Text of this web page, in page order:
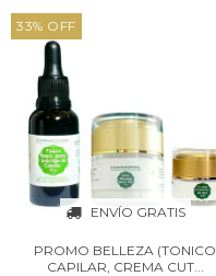
33% OFF
ENVÍO GRATIS
PROMO BELLEZA (TONICO
CAPILAR, CREMA CUT...